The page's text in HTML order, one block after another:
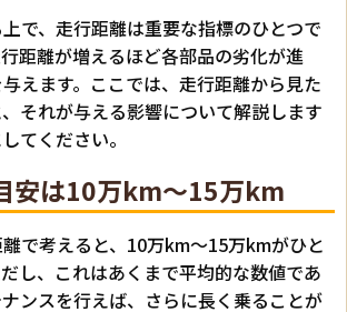
で、走行距離は重要な指標のひとつで
距離が増えるほど各部品の劣化が進
えます。ここでは、走行距離から見た
それが与える影響について解説します
てください。
安は10万km～15万km
で考えると、10万km～15万kmがひと
し、これはあくまで平均的な数値であ
ンスを行えば、さらに長く乗ることが